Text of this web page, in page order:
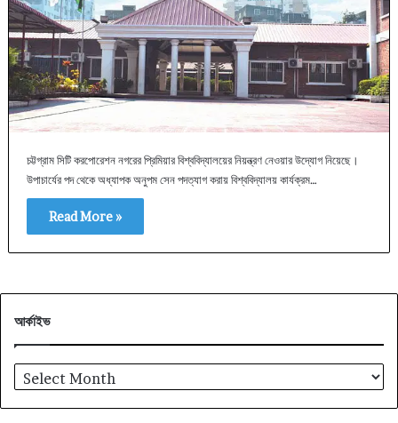
চট্টগ্রাম সিটি করপোরেশন নগরের প্রিমিয়ার বিশ্ববিদ্যালয়ের নিয়ন্ত্রণ নেওয়ার উদ্যোগ নিয়েছে।
উপাচার্যের পদ থেকে অধ্যাপক অনুপম সেন পদত্যাগ করায় বিশ্ববিদ্যালয় কার্যক্রম…
Read More »
আর্কাইভ
আর্কাইভ